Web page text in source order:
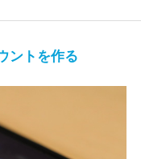
ントを作る